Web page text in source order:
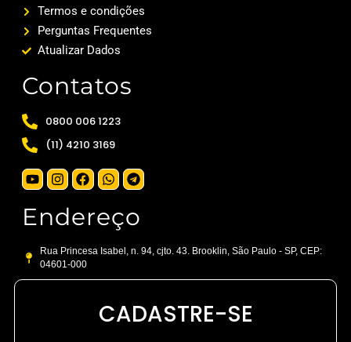
Termos e condições
Perguntas Frequentes
Atualizar Dados
Contatos
0800 006 1223
(11) 4210 3169
Endereço
Rua Princesa Isabel, n. 94, cjto. 43. Brooklin, São Paulo - SP, CEP:
04601-000
CADASTRE-SE